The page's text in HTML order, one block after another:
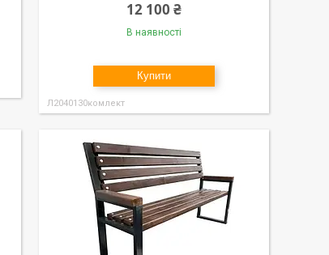
12 100 ₴
В наявності
Купити
Л2040130комлект